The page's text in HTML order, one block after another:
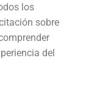
los
sobre
del